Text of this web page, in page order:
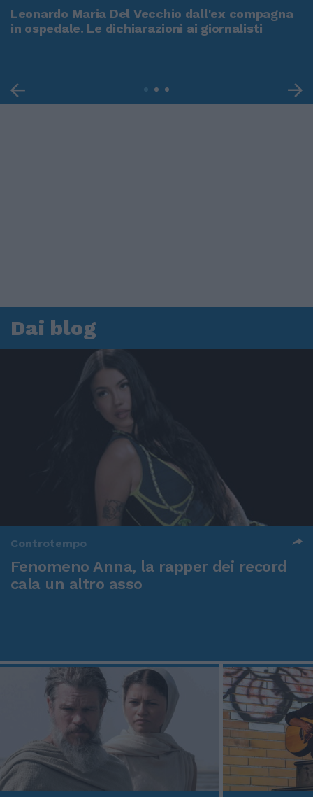
Leonardo Maria Del Vecchio dall'ex compagna
in ospedale. Le dichiarazioni ai giornalisti
Dai blog
Controtempo
Fenomeno Anna, la rapper dei record
cala un altro asso